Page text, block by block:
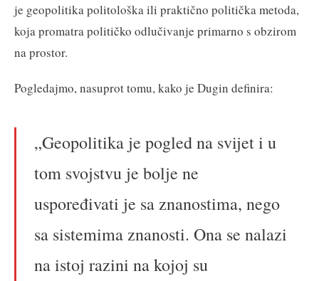
je geopolitika politološka ili praktično politička metoda,
koja promatra političko odlučivanje primarno s obzirom
na prostor.
Pogledajmo, nasuprot tomu, kako je Dugin definira:
„Geopolitika je pogled na svijet i u
tom svojstvu je bolje ne
uspoređivati je sa znanostima, nego
sa sistemima znanosti. Ona se nalazi
na istoj razini na kojoj su